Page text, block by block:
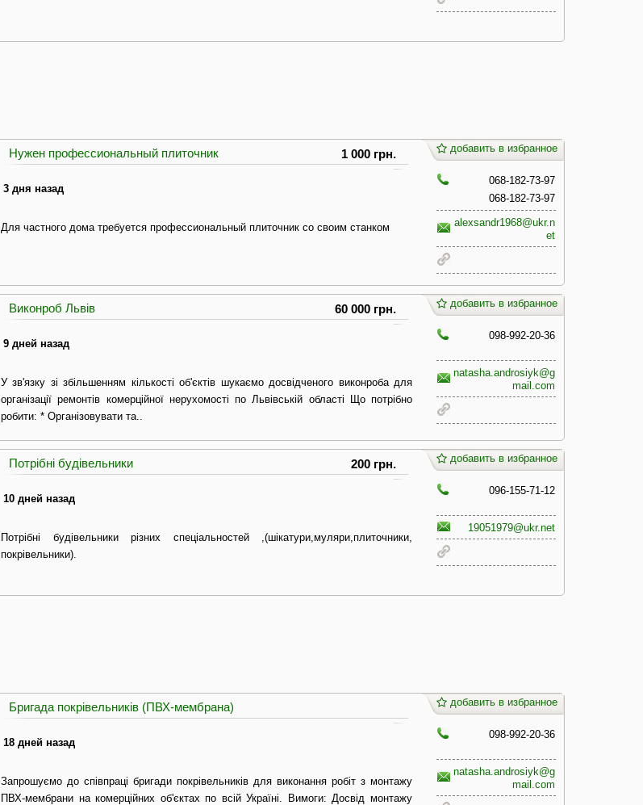
Нужен профессиональный плиточник 1 000 грн.
3 дня назад
Для частного дома требуется профессиональный плиточник со своим станком
добавить в избранное
068-182-73-97
068-182-73-97
alexsandr1968@ukr.n
et
Виконроб Львів 60 000 грн.
9 дней назад
У зв'язку зі збільшенням кількості об'єктів шукаємо досвідченого виконроба для
організації ремонтів комерційної нерухомості по Львівській області Що потрібно
робити: * Організовувати та..
добавить в избранное
098-992-20-36
natasha.androsiyk@g
mail.com
Потрібні будівельники 200 грн.
10 дней назад
Потрібні будівельники різних спеціальностей ,(шікатури,муляри,плиточники,
покрівельники).
добавить в избранное
096-155-71-12
19051979@ukr.net
Бригада покрівельників (ПВХ-мембрана)
18 дней назад
Запрошуємо до співпраці бригади покрівельників для виконання робіт з монтажу
ПВХ-мембрани на комерційних об'єктах по всій Україні. Вимоги: Досвід монтажу
добавить в избранное
098-992-20-36
natasha.androsiyk@g
mail.com